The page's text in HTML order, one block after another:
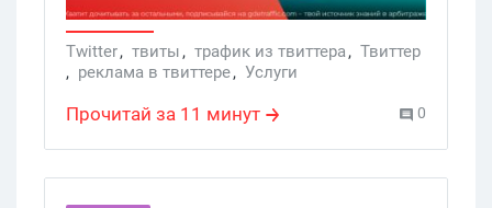
увеличить объемы продаж. У нас в
статье вы узнаете, как получить больше
подписчиков в Twitter в 2021.
Разбираем 8 актуальных способов.
Twitter, твиты, трафик из твиттера, Твиттер
, реклама в твиттере, Услуги
Прочитай за 11 минут 0